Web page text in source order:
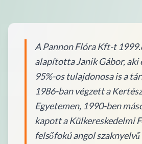
A Pannon Flóra Kft-t
alapította Janik Gábor, aki
95%-os tulajdonosa is a
1986-ban végzett a
Egyetemen, 1990-ben
kapott a Külkereskedelmi
felsőfokú angol szaknyelvű